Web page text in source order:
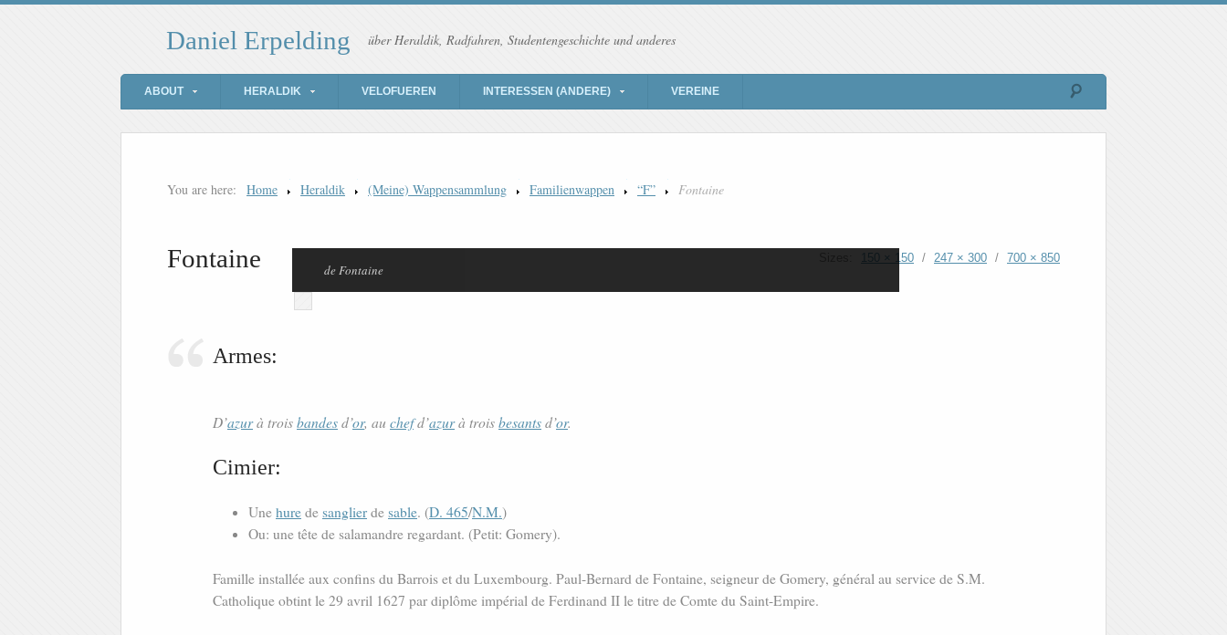
Daniel Erpelding über Heraldik, Radfahren, Studentengeschichte und anderes
ABOUT HERALDIK VELOFUEREN INTERESSEN (ANDERE) VEREINE
You are here: Home Heraldik (Meine) Wappensammlung Familienwappen “F” Fontaine
Fontaine 150 × 150 / 247 × 300 / 700 × 850
de Fontaine
Armes:
D’azurà troisbandesd’or, au chefd’azurà troisbesantsd’or.
Cimier:
Une hure de sanglier de sable. (D. 465/N.M.)
Ou: une tête de salamandre regardant. (Petit: Gomery).
Famille installée aux confins du Barrois et du Luxembourg. Paul-Bernard de Fontaine, seigneur de Gomery, général au service de S.M.
Catholique obtint le 29 avril 1627 par diplôme impérial de Ferdinand II le titre de Comte du Saint-Empire.